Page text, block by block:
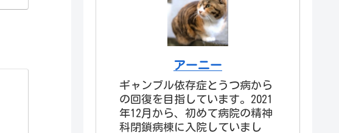
アーニー
ギャンブル依存症とうつ病から
の回復を目指しています。2021
年12月から、初めて病院の精神
科閉鎖病棟に入院していまし